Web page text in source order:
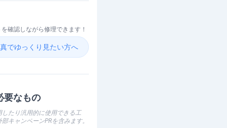
確認しながら修理できます！
でゆっくり見たい方へ
要なもの
したり汎用的に使用できる工
キャンペーンPRを含みます。